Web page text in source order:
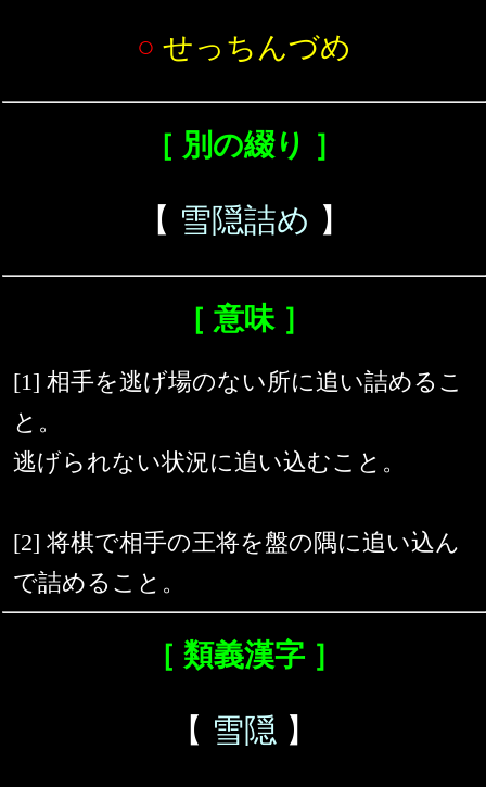
○ せっちんづめ
［ 別の綴り ］
【 雪隠詰め 】
［ 意味 ］
[1] 相手を逃げ場のない所に追い詰めるこ
と。
逃げられない状況に追い込むこと。
[2] 将棋で相手の王将を盤の隅に追い込ん
で詰めること。
［ 類義漢字 ］
【 雪隠 】